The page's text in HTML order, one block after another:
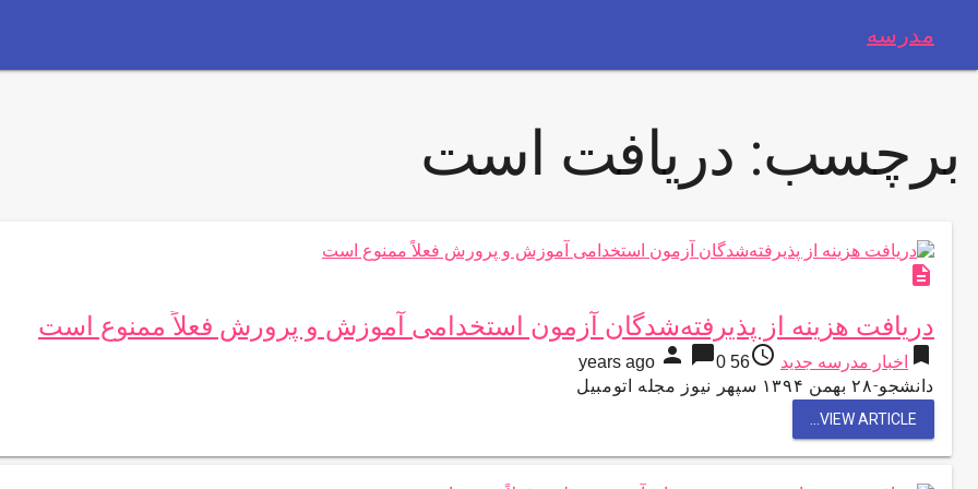
مدرسه
برچسب: دریافت است
description
دریافت هزینه از پذیرفته‌شدگان آزمون استخدامی آموزش و پرورش فعلاً ممنوع است
bookmark اخبار مدرسه جدید access_time
56 years ago
person chat_bubble0
دانشجو-۲۸ بهمن ۱۳۹۴ سپهر نیوز مجله اتومبیل
VIEW ARTICLE...